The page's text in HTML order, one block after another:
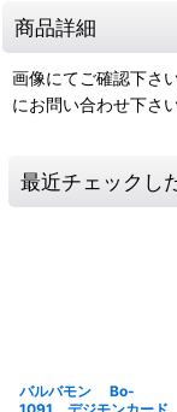
商品詳細
画像にてご確認下さ
にお問い合わせ下さい
最近チェックし
バルバモン Bo-